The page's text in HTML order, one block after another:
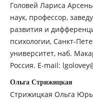
Головей Лариса
наук, профессор,
развития и
психологии, Санкт-
университет, наб.
Россия. E-mail:
Ольга Стрижицкая
Стрижицкая Ольга